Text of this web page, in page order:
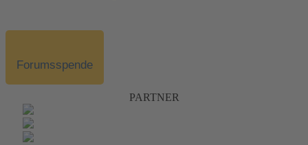
Forumsspende
PARTNER